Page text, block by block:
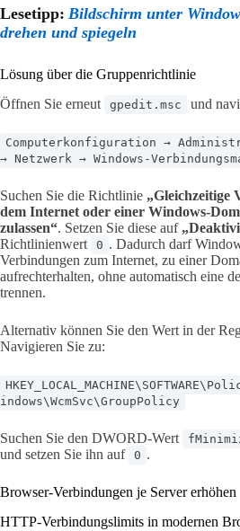
Lesetipp: Bildschirm unter
drehen und spiegeln
Lösung über die Gruppenrichtlinie
Öffnen Sie erneut
gpedit.msc und
Computerkonfiguration →
→ Netzwerk → Windows-
Suchen Sie die Richtlinie „Gleichzeitige
dem Internet oder einer Windows-
zulassen“. Setzen Sie diese auf
Richtlinienwert
0 . Dadurch darf
Verbindungen zum Internet, zu einer
aufrechterhalten, ohne automatisch eine
trennen.
Alternativ können Sie den Wert in der
Navigieren Sie zu:
indows\WcmSvc\GroupPolicy
Suchen Sie den DWORD-Wert
und setzen Sie ihn auf 0 .
Browser-Verbindungen je Server erhöhen
HTTP-Verbindungslimits in modernen